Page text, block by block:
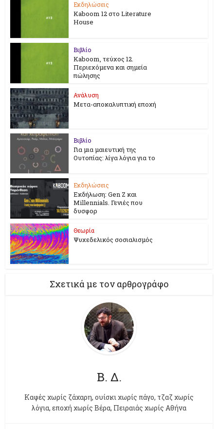
Εκδηλώσεις
Kaboom 12 στο Literature
House
Βιβλίο
Kaboom, τεύχος 12.
Περιεχόμενα και σημεία
πώλησης
Ανάλυση
Μετα-αποκαλυπτική εποχή
Βιβλίο
Για μια μαιευτική της
Ουτοπίας: λίγα λόγια για το
Εκδηλώσεις
Εκδήλωση: Gen Z και
Millennials. Γενιές που
δυσφορ
Θεωρία
Ψυχεδελικός σοσιαλισμός
Σχετικά με τον αρθρογράφο
Β. Δ.
Kαφές χωρίς ζάχαρη, ουίσκι χωρίς πάγο, τζαζ χωρίς
λόγια, εποχή χωρίς Βέρα, Πειραιάς χωρίς Αθήνα